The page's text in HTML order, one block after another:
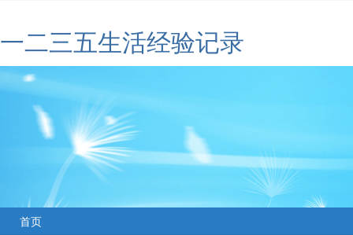
一二三五生活经验记录
首页